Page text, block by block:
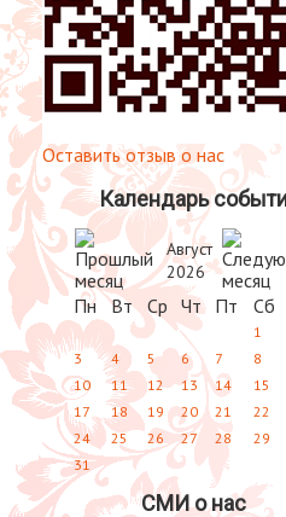
Оставить отзыв о нас
Календарь
Август
2026
Пн Вт Ср Чт Пт Сб
1
3 4 5 6 7 8
10 11 12 13 14 15
17 18 19 20 21 22
24 25 26 27 28 29
31
СМИ о нас